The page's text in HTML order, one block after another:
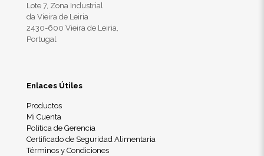
Lote 7, Zona Industrial
da Vieira de Leiria
2430-600 Vieira de Leiria,
Portugal
Enlaces Útiles
Productos
Mi Cuenta
Política de Gerencia
Certificado de Seguridad Alimentaria
Términos y Condiciones